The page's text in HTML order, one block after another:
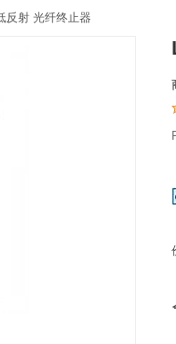
反射 光纤终止器